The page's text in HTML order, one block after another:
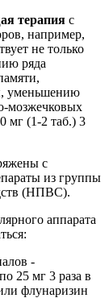
терапия с
например,
не только
ряда
уменьшению
мозжечковых
мг (1-2 таб.) 3
с
из группы
(НПВС).
аппарата
-
25 мг 3 раза в
флунаризин